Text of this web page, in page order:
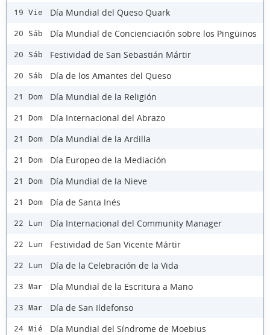
19 Vie Día Mundial del Queso Quark
20 Sáb Día Mundial de Concienciación sobre los Pingüinos
20 Sáb Festividad de San Sebastián Mártir
20 Sáb Día de los Amantes del Queso
21 Dom Día Mundial de la Religión
21 Dom Día Internacional del Abrazo
21 Dom Día Mundial de la Ardilla
21 Dom Día Europeo de la Mediación
21 Dom Día Mundial de la Nieve
21 Dom Día de Santa Inés
22 Lun Día Internacional del Community Manager
22 Lun Festividad de San Vicente Mártir
22 Lun Día de la Celebración de la Vida
23 Mar Día Mundial de la Escritura a Mano
23 Mar Día de San Ildefonso
24 Mié Día Mundial del Síndrome de Moebius